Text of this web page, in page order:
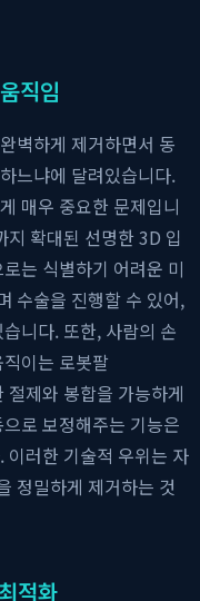
직임
벽하게 제거하면서 동
느냐에 달려있습니다.
매우 중요한 문제입니
확대된 선명한 3D 입
는 식별하기 어려운 미
수술을 진행할 수 있어,
니다. 또한, 사람의 손
이는 로봇팔
제와 봉합을 가능하게
로 보정해주는 기능은
이러한 기술적 우위는 자
정밀하게 제거하는 것
적화